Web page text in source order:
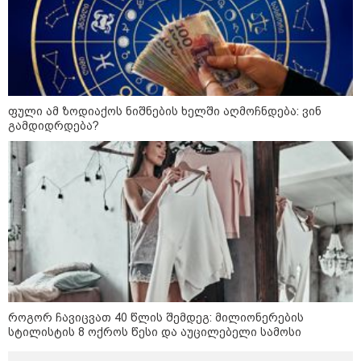
"2008 წელს საქართველო
გადავარჩინეთ - აი, 2012 წლის
"გამარჯვება" ვინც იზეიმეთ,
სწორედ ეგ იყო ქართული
ისტორიული კატასტროფა და
რაც რუსმა ჯარით ვერ აიღო,
შიდა ღალატით გაინაღდა" -
მიხეილ სააკაშვილი
14:20 / 07-08-2026
"ჩემი აზრით, ენამ გაუსწრო
თუმცა თუ რაიმეში არ მეპარება
ეჭვი, გიორგი ბარამიძის
პატრიოტიზმია" - ნიკა გვარამია
13:42 / 07-08-2026
"საქართველო მშვიდი ქვეყანაა,
სტუმართმოყვარე ხალხი ვართ
და ყველას შეუძლია ჩამოვიდეს,
არავინ შეზღუდული არაა" - კახა
კალაძე
13:27 / 07-08-2026
ფული ამ ზოდიაქოს ნიშნების ხელში აღმოჩნდება: ვინ
გამდიდრდება?
როგორ ჩავიცვათ 40 წლის შემდეგ: მილიონერების
სტილისტის 8 ოქროს წესი და აუცილებელი სამოსი